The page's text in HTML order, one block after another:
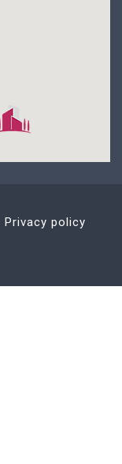
Privacy policy